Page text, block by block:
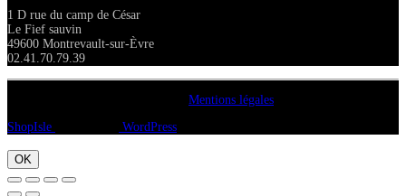
1 D rue du camp de César
Le Fief sauvin
49600 Montrevault-sur-Èvre
02.41.70.79.39
Mentions légales
ShopIsle
WordPress
OK